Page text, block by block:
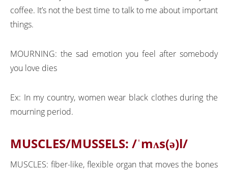
coffee. It’s not the best time to talk to me about important
things.
MOURNING: the sad emotion you feel after somebody
you love dies
Ex: In my country, women wear black clothes during the
mourning period.
MUSCLES/MUSSELS: /ˈmʌs(ə)l/
MUSCLES: fiber-like, flexible organ that moves the bones